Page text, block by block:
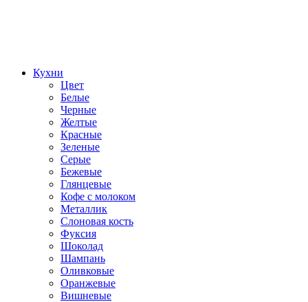
Кухни
Цвет
Белые
Черные
Желтые
Красные
Зеленые
Серые
Бежевые
Глянцевые
Кофе с молоком
Металлик
Слоновая кость
Фуксия
Шоколад
Шампань
Оливковые
Оранжевые
Вишневые